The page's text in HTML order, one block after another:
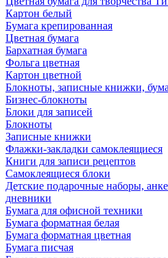
Картон белый
Бумага крепированная
Цветная бумага
Бархатная бумага
Фольга цветная
Картон цветной
Блокноты, записные книжки,
Бизнес-блокноты
Блоки для записей
Блокноты
Записные книжки
Флажки-закладки самоклеящиеся
Книги для записи рецептов
Самоклеящиеся блоки
Детские подарочные наборы,
дневники
Бумага для офисной техники
Бумага форматная белая
Бумага форматная цветная
Бумага писчая